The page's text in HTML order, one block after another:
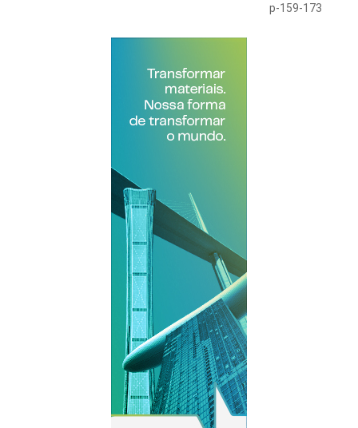
p-159-173